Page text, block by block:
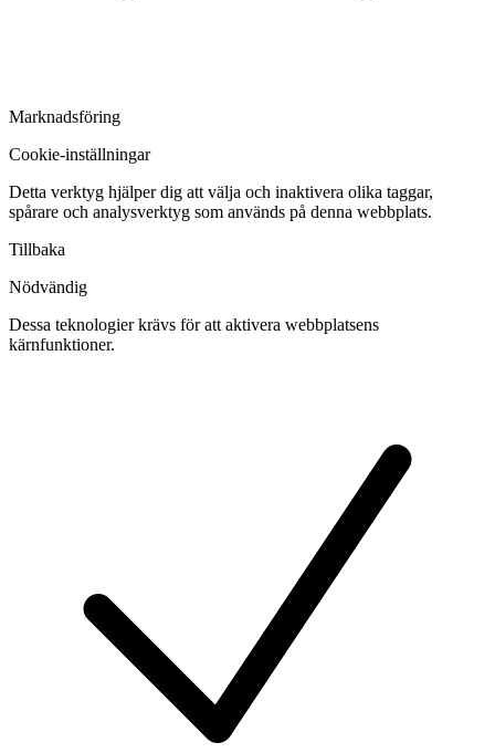
Marknadsföring
Cookie-inställningar
Detta verktyg hjälper dig att välja och inaktivera olika taggar,
spårare och analysverktyg som används på denna webbplats.
Tillbaka
Nödvändig
Dessa teknologier krävs för att aktivera webbplatsens
kärnfunktioner.